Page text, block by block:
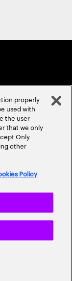
KARRIERE
properly
used with
the user
that we only
Only
other
Policy